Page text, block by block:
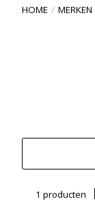
HOME / MERKEN
1 producten